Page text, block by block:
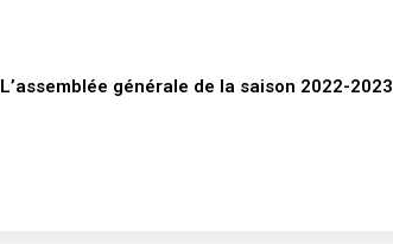
L’assemblée générale de la saison 2022-2023